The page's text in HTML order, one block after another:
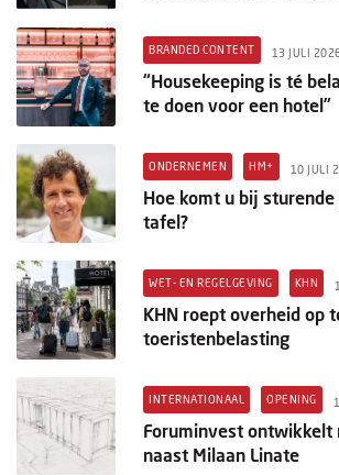
BRANDED CONTENT 13 JULI
“Housekeeping is té
te doen voor een hotel”
ONDERNEMEN HM+ 10 JULI
Hoe komt u bij
tafel?
WET- EN REGELGEVING KHN
KHN roept overheid op
toeristenbelasting
INTERNATIONAAL OPENING
Foruminvest ontwikkelt
naast Milaan Linate